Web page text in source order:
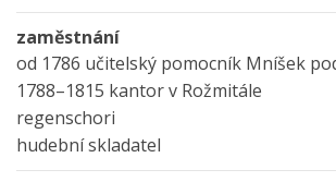
zaměstnání
od 1786 učitelský pomocník Mníšek
1788–1815 kantor v Rožmitále
regenschori
hudební skladatel